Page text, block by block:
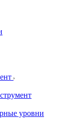
уровни